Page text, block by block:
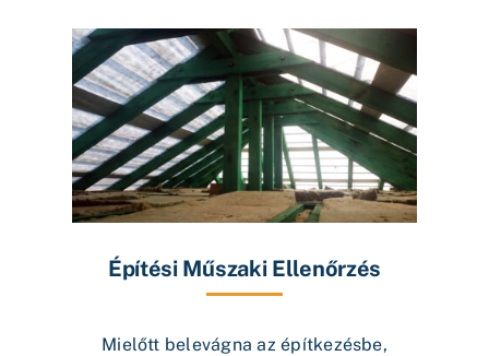
Építési Műszaki Ellenőrzés
Mielőtt belevágna az építkezésbe,